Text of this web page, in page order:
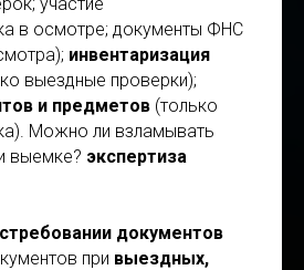
в осмотре; документы ФНС
инвентаризация
выездные проверки);
и предметов (только
Можно ли взламывать
выемке? экспертиза
документов
при выездных,